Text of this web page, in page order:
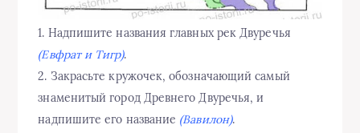
1. Надпишите названия главных рек Двуречья
(Евфрат и Тигр).
2. Закрасьте кружочек, обозначающий самый
знаменитый город Древнего Двуречья, и
надпишите его название (Вавилон).